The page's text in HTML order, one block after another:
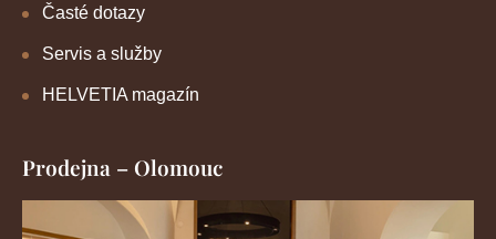
Časté dotazy
Servis a služby
HELVETIA magazín
Prodejna – Olomouc